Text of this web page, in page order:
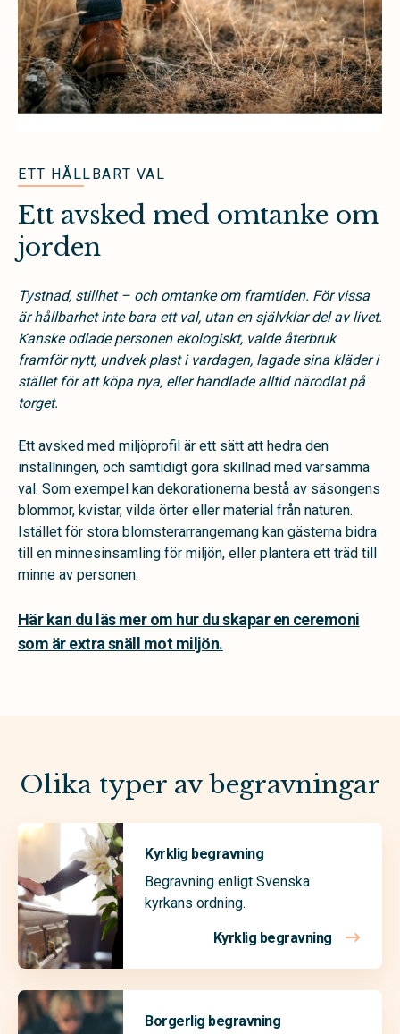
ETT HÅLLBART VAL
Ett avsked med omtanke om
jorden
Tystnad, stillhet – och omtanke om framtiden. För vissa
är hållbarhet inte bara ett val, utan en självklar del av livet.
Kanske odlade personen ekologiskt, valde återbruk
framför nytt, undvek plast i vardagen, lagade sina kläder i
stället för att köpa nya, eller handlade alltid närodlat på
torget.
Ett avsked med miljöprofil är ett sätt att hedra den
inställningen, och samtidigt göra skillnad med varsamma
val. Som exempel kan dekorationerna bestå av säsongens
blommor, kvistar, vilda örter eller material från naturen.
Istället för stora blomsterarrangemang kan gästerna bidra
till en minnesinsamling för miljön, eller plantera ett träd till
minne av personen.
Här kan du läs mer om hur du skapar en ceremoni
som är extra snäll mot miljön.
Olika typer av begravningar
Kyrklig begravning
Begravning enligt Svenska
kyrkans ordning.
Kyrklig begravning
Borgerlig begravning